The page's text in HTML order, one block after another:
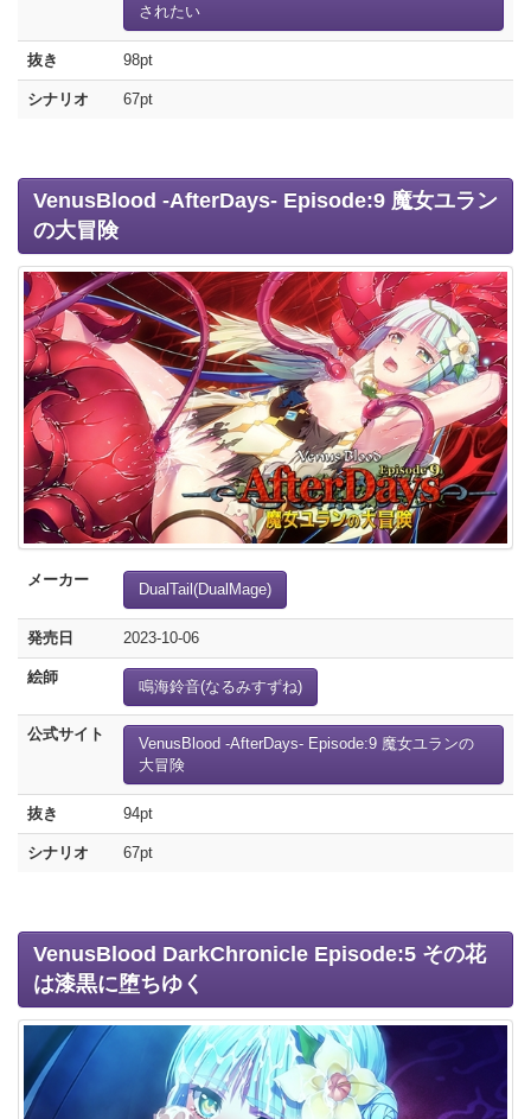
されたい
抜き 98pt
シナリオ 67pt
VenusBlood -AfterDays- Episode:9 魔女ユラン
の大冒険
メーカー
DualTail(DualMage)
発売日 2023-10-06
絵師
鳴海鈴音(なるみすずね)
公式サイト
VenusBlood -AfterDays- Episode:9 魔女ユランの
大冒険
抜き 94pt
シナリオ 67pt
VenusBlood DarkChronicle Episode:5 その花
は漆黒に堕ちゆく